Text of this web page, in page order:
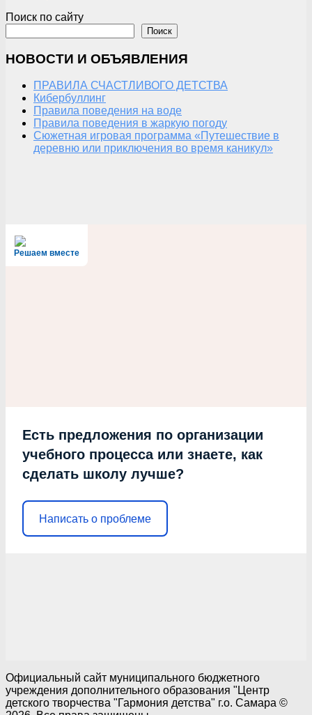
Поиск по сайту
Поиск
НОВОСТИ И ОБЪЯВЛЕНИЯ
ПРАВИЛА СЧАСТЛИВОГО ДЕТСТВА
Кибербуллинг
Правила поведения на воде
Правила поведения в жаркую погоду
Сюжетная игровая программа «Путешествие в
деревню или приключения во время каникул»
Решаем вместе
Есть предложения по организации
учебного процесса или знаете, как
сделать школу лучше?
Написать о проблеме
Официальный сайт муниципального бюджетного
учреждения дополнительного образования "Центр
детского творчества "Гармония детства" г.о. Самара ©